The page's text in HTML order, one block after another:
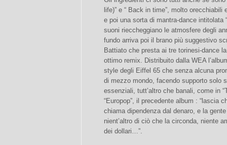
life)” e “ Back in time”, molto
e poi una sorta di mantra-dance intitolata
suoni rieccheggiano le atmosfere degli
fundo arriva poi il brano più suggestivo
Battiato che presta ai tre torinesi-dance
ottimo remix. Distribuito dalla WEA
style degli Eiffel 65 che senza alcuna
di mezzo mondo, facendo supporto solo
essenziali, tutt’altro che banali, come in
“Europop”, il precedente album : “lascia
chiama dipendenza dal denaro, e la
nient’altro di ciò che la circonda, niente
dei dollari…”.